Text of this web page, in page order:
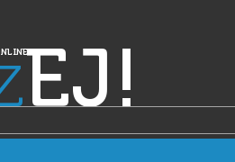
EJ!